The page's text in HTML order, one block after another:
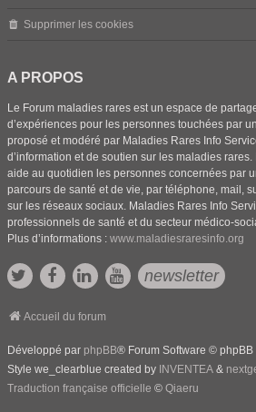
Supprimer les cookies
A PROPOS
Le Forum maladies rares est un espace de
d’expériences pour les personnes touchées par
proposé et modéré par Maladies Rares Info
d’information et de soutien sur les maladies
aide au quotidien les personnes concernées par
parcours de santé et de vie, par téléphone, mail,
sur les réseaux sociaux. Maladies Rares Info
professionnels de santé et du secteur médico-
Plus d’informations : www.maladiesraresinfo.org
newsletter
Accueil du forum
Développé par phpBB® Forum Software © phpBB
Style we_clearblue created by INVENTEA &
Traduction française officielle © Qiaeru